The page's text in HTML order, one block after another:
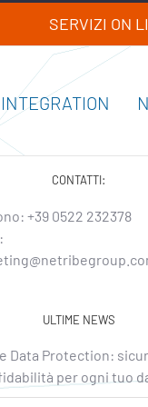
SERVIZI ON
CONTATTI:
+39 0522 232378
ULTIME NEWS
Data Protection:
per ogni tuo